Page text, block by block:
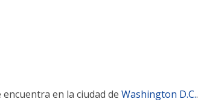
encuentra en la ciudad de Washington D.C..